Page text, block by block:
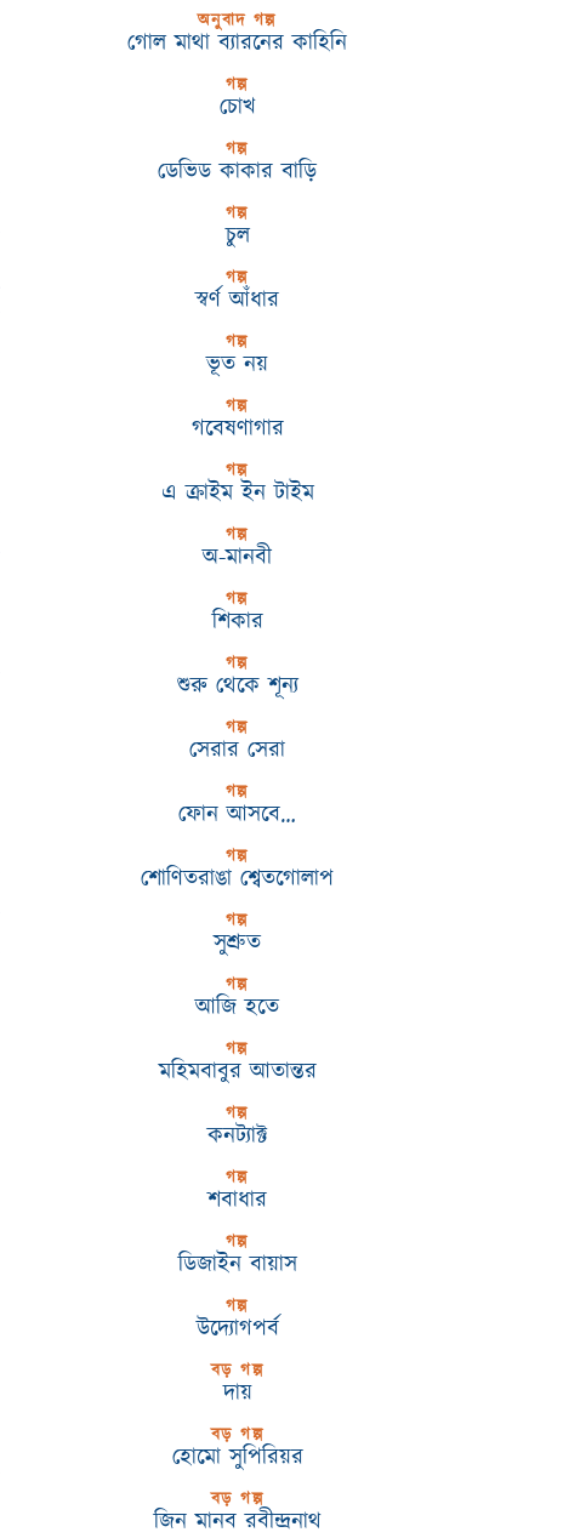
অনুবাদ গল্প
গোল মাথা ব্যারনের কাহিনি
গল্প
চোখ
গল্প
ডেভিড কাকার বাড়ি
গল্প
চুল
গল্প
স্বর্ণ আঁধার
গল্প
ভূত নয়
গল্প
গবেষণাগার
গল্প
এ ক্রাইম ইন টাইম
গল্প
অ-মানবী
গল্প
শিকার
গল্প
শুরু থেকে শূন্য
গল্প
সেরার সেরা
গল্প
ফোন আসবে…
গল্প
শোণিতরাঙা শ্বেতগোলাপ
গল্প
সুশ্রুত
গল্প
আজি হতে
গল্প
মহিমবাবুর আতান্তর
গল্প
কনট্যাক্ট
গল্প
শবাধার
গল্প
ডিজাইন বায়াস
গল্প
উদ্যোগপর্ব
বড় গল্প
দায়
বড় গল্প
হোমো সুপিরিয়র
বড় গল্প
জিন মানব রবীন্দ্রনাথ